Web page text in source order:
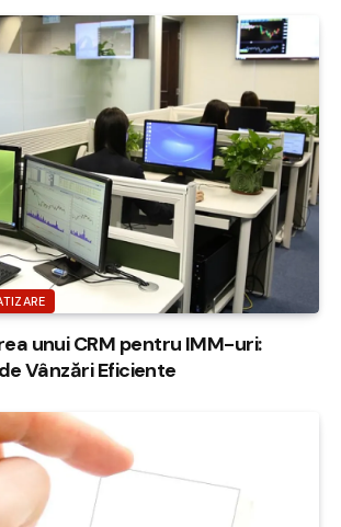
unui CRM pentru IMM-uri:
Vânzări Eficiente